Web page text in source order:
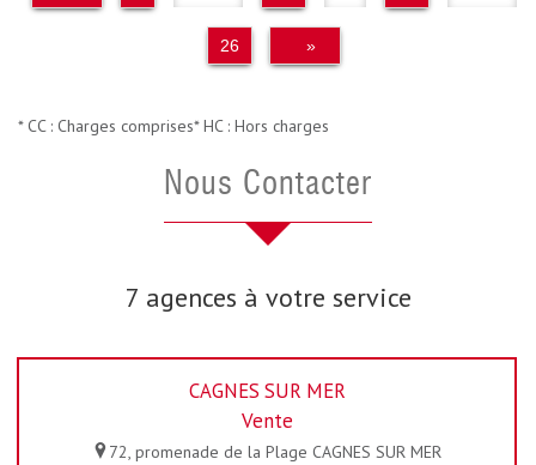
26 »
* CC : Charges comprises* HC : Hors charges
Nous Contacter
7 agences à votre service
CAGNES SUR MER
Vente
72, promenade de la Plage CAGNES SUR MER